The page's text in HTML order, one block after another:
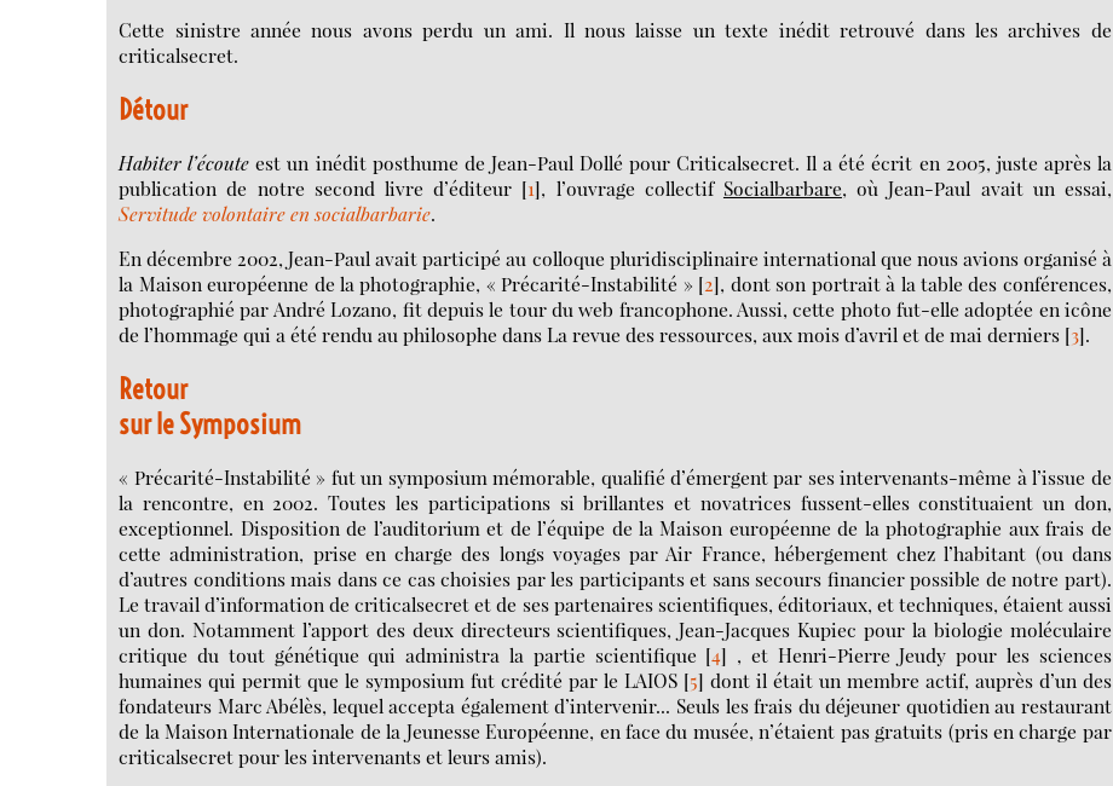
Cette sinistre année nous avons perdu un ami. Il nous laisse un texte inédit retrouvé dans les archives de
criticalsecret.
Détour
Habiter l’écoute est un inédit posthume de Jean-Paul Dollé pour Criticalsecret. Il a été écrit en 2005, juste après la
publication de notre second livre d’éditeur [1], l’ouvrage collectif Socialbarbare, où Jean-Paul avait un essai,
Servitude volontaire en socialbarbarie.
En décembre 2002, Jean-Paul avait participé au colloque pluridisciplinaire international que nous avions organisé à
la Maison européenne de la photographie, « Précarité-Instabilité » [2], dont son portrait à la table des conférences,
photographié par André Lozano, fit depuis le tour du web francophone. Aussi, cette photo fut-elle adoptée en icône
de l’hommage qui a été rendu au philosophe dans La revue des ressources, aux mois d’avril et de mai derniers [3].
Retour
sur leSymposium
« Précarité-Instabilité » fut un symposium mémorable, qualifié d’émergent par ses intervenants-même à l’issue de
la rencontre, en 2002. Toutes les participations si brillantes et novatrices fussent-elles constituaient un don,
exceptionnel. Disposition de l’auditorium et de l’équipe de la Maison européenne de la photographie aux frais de
cette administration, prise en charge des longs voyages par Air France, hébergement chez l’habitant (ou dans
d’autres conditions mais dans ce cas choisies par les participants et sans secours financier possible de notre part).
Le travail d’information de criticalsecret et de ses partenaires scientifiques, éditoriaux, et techniques, étaient aussi
un don. Notamment l’apport des deux directeurs scientifiques, Jean-Jacques Kupiec pour la biologie moléculaire
critique du tout génétique qui administra la partie scientifique [4] , et Henri-Pierre Jeudy pour les sciences
humaines qui permit que le symposium fut crédité par le LAIOS [5] dont il était un membre actif, auprès d’un des
fondateurs Marc Abélès, lequel accepta également d’intervenir... Seuls les frais du déjeuner quotidien au restaurant
de la Maison Internationale de la Jeunesse Européenne, en face du musée, n’étaient pas gratuits (pris en charge par
criticalsecret pour les intervenants et leurs amis).